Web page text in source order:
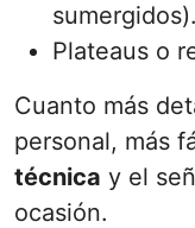
sumergidos).
Plateaus o
Cuanto más
personal, más
técnica y el
ocasión.